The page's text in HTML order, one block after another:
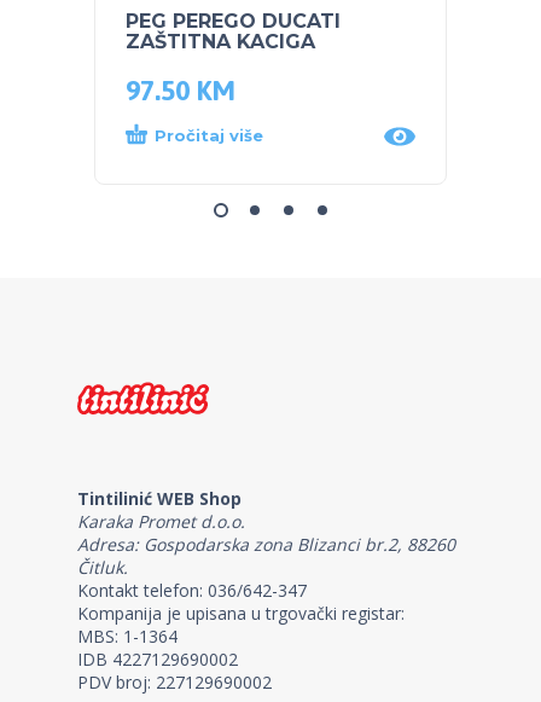
PEG PEREGO DUCATI
ZAŠTITNA KACIGA
97.50 KM
Pročitaj više
Tintilinić WEB Shop
Karaka Promet d.o.o.
Adresa: Gospodarska zona Blizanci br.2, 88260
Čitluk.
Kontakt telefon: 036/642-347
Kompanija je upisana u trgovački registar:
MBS: 1-1364
IDB 4227129690002
PDV broj: 227129690002